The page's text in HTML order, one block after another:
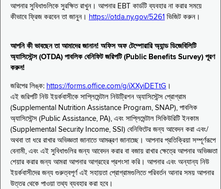
আপনার সুবিধাগুলিকে সুরক্ষিত রাখুন। আপনার EBT কার্ডটি ব্যবহার না করার সময়ে
কীভাবে ফ্রিজ করবেন তা জানুন। https://otda.ny.gov/5261 ভিজিট করুন।
আপনি কী ভাবছেন তা আমাদের জানান! অফিস অফ টেম্পোরারি অ্যান্ড ডিজেবিলিটি
অ্যাসিস্টেন্স (OTDA) পাবলিক বেনিফিট জরিপটি (Public Benefits Survey) পূরণ
করুন!
জরিপের লিঙ্ক: https://forms.office.com/g/iXXyiDETtG ।
এই জরিপটি নিউ ইয়র্কবাসীকে সাপ্লিমেন্টাল নিউট্রিশন অ্যাসিস্টেন্স প্রোগ্রাম
(Supplemental Nutrition Assistance Program, SNAP), পাবলিক
অ্যাসিস্টেন্স (Public Assistance, PA), এবং সাপ্লিমেন্টাল সিকিউরিটি ইনকাম
(Supplemental Security Income, SSI) বেনিফিটের জন্য আবেদন করা এবং/
অথবা তা ধরে রাখার অভিজ্ঞতা জানাতে আমন্ত্রণ জানাচ্ছে। আপনার প্রতিক্রিয়া সম্পূর্ণরূপে
বেনামী, এবং এই সুবিধাগুলির জন্য আবেদন করার বা বজায় রাখার ক্ষেত্রে আপনার অভিজ্ঞতা
শেয়ার করার জন্য আমরা আপনার আগ্রহের প্রশংসা করি। আপনার এবং অন্যান্য নিউ
ইয়র্কবাসীদের জন্য গুরুত্বপূর্ণ এই সহায়তা প্রোগ্রামগুলিতে পরিবর্তন আনার সময় আপনার
উত্তর থেকে পাওয়া তথ্য ব্যবহার করা হবে।